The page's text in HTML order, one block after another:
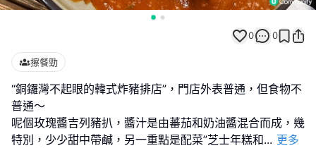
0 0
擦餐勁
“銅鑼灣不起眼的韓式炸豬排店”，門店外表普通，但食物不
普通～
呢個玫瑰醬吉列豬扒，醬汁是由蕃茄和奶油醬混合而成，幾
特別，少少甜中帶鹹，另一重點是配菜”芝士年糕和... 更多